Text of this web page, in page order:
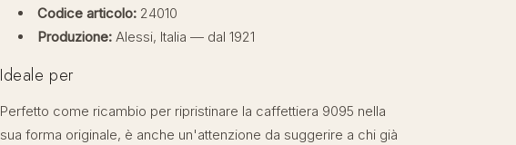
Codice articolo: 24010
Produzione: Alessi, Italia — dal 1921
Ideale per
Perfetto come ricambio per ripristinare la caffettiera 9095 nella
sua forma originale, è anche un'attenzione da suggerire a chi già